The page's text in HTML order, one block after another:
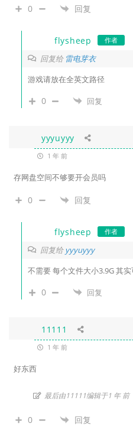
0 回复
flysheep 作者
回复给 雷电芽衣
游戏请放在全英文路径
0 回复
yyyuyyy
1 年 前
存网盘空间不够要开会员吗
0 回复
flysheep 作者
回复给yyyuyyy
不需要 每个文件大小3.9G 其
0 回复
11111
1 年 前
好东西
最后由11111编辑于1 年 前
0 回复